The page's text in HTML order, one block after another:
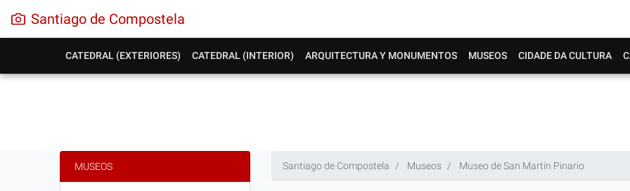
Santiago de Compostela
CATEDRAL (EXTERIORES) CATEDRAL (INTERIOR) ARQUITECTURA Y MONUMENTOS MUSEOS CIDADE DA CULTURA
Santiago de Compostela Museos Museo de San Martín Pinario
MUSEOS